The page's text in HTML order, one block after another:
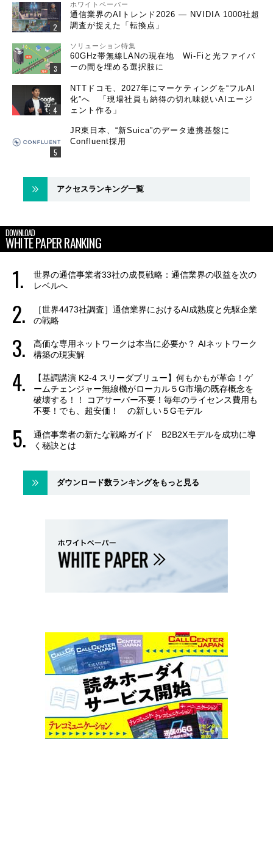
ホワイトペーパー
通信業界のAIトレンド2026 ― NVIDIA 1000社超
調査が捉えた「転換点」
ソリューション特集
60GHz帯無線LANの現在地 Wi-Fiと光ファイバ
ーの間を埋める選択肢に
NTTドコモ、2027年にマーケティングを“フルAI
化”へ 「現場社員も納得の切れ味鋭いAIエージ
ェント作る」
JR東日本、“新Suica”のデータ連携基盤に
Confluent採用
アクセスランキング一覧
DOWNLOAD
WHITE PAPER RANKING
世界の通信事業者33社の成長戦略：通信業界の収益を次の
レベルへ
［世界4473社調査］通信業界におけるAI成熟度と先駆企業
の戦略
高価な専用ネットワークは本当に必要か？ AIネットワーク
構築の現実解
【基調講演 K2-4 スリーダブリュー】何もかもが革命！ゲ
ームチェンジャー無線機がローカル５G市場の既存概念を
破壊する！！ コアサーバー不要！毎年のライセンス費用も
不要！でも、超安価！ の新しい５Gモデル
通信事業者の新たな戦略ガイド B2B2Xモデルを成功に導
く秘訣とは
ダウンロード数ランキングをもっと見る